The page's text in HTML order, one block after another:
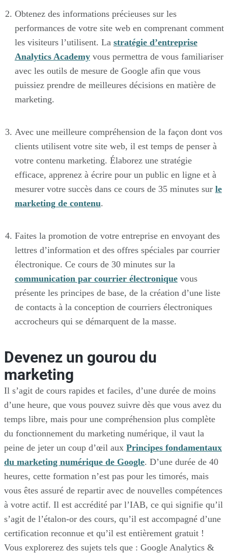
Obtenez des informations précieuses sur les
performances de votre site web en comprenant comment
les visiteurs l’utilisent. La stratégie d’entreprise
Analytics Academyvous permettra de vous familiariser
avec les outils de mesure de Google afin que vous
puissiez prendre de meilleures décisions en matière de
marketing.
Avec une meilleure compréhension de la façon dont vos
clients utilisent votre site web, il est temps de penser à
votre contenu marketing. Élaborez une stratégie
efficace, apprenez à écrire pour un public en ligne et à
mesurer votre succès dans ce cours de 35 minutes sur le
marketing de contenu.
Faites la promotion de votre entreprise en envoyant des
lettres d’information et des offres spéciales par courrier
électronique. Ce cours de 30 minutes sur la
communication par courrier électroniquevous
présente les principes de base, de la création d’une liste
de contacts à la conception de courriers électroniques
accrocheurs qui se démarquent de la masse.
Devenez un gourou du
marketing
Il s’agit de cours rapides et faciles, d’une durée de moins
d’une heure, que vous pouvez suivre dès que vous avez du
temps libre, mais pour une compréhension plus complète
du fonctionnement du marketing numérique, il vaut la
peine de jeter un coup d’œil aux Principes fondamentaux
du marketing numérique de Google. D’une durée de 40
heures, cette formation n’est pas pour les timorés, mais
vous êtes assuré de repartir avec de nouvelles compétences
à votre actif. Il est accrédité par l’IAB, ce qui signifie qu’il
s’agit de l’étalon-or des cours, qu’il est accompagné d’une
certification reconnue et qu’il est entièrement gratuit !
Vous explorerez des sujets tels que : Google Analytics &